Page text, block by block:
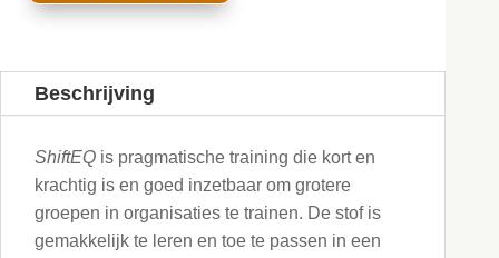
Beschrijving
ShiftEQ is pragmatische training die kort en
krachtig is en goed inzetbaar om grotere
groepen in organisaties te trainen. De stof is
gemakkelijk te leren en toe te passen in een